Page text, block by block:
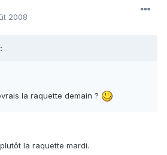
2008
la raquette demain ?
la raquette mardi.